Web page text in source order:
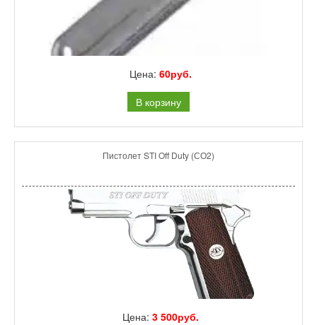
Цена: 60руб.
В корзину
Пистолет STI Off Duty (СО2)
Цена: 3 500руб.